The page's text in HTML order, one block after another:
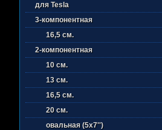
для Tesla
3-компонентная
16,5 см.
2-компонентная
10 см.
13 см.
16,5 см.
20 см.
овальная (5х7'')